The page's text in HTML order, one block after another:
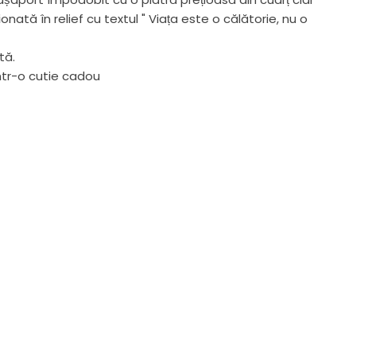
în relief cu textul " Viața este o călătorie, nu o
o cutie cadou